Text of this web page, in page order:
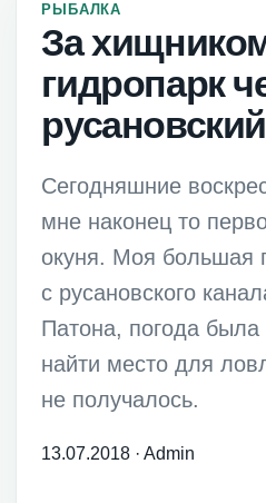
РЫБАЛКА
За
гидропарк
Сегодняшние
мне наконец то
окуня. Моя большая
с русановского
Патона, погода была
найти место для
не получалось.
13.07.2018 ·Admin